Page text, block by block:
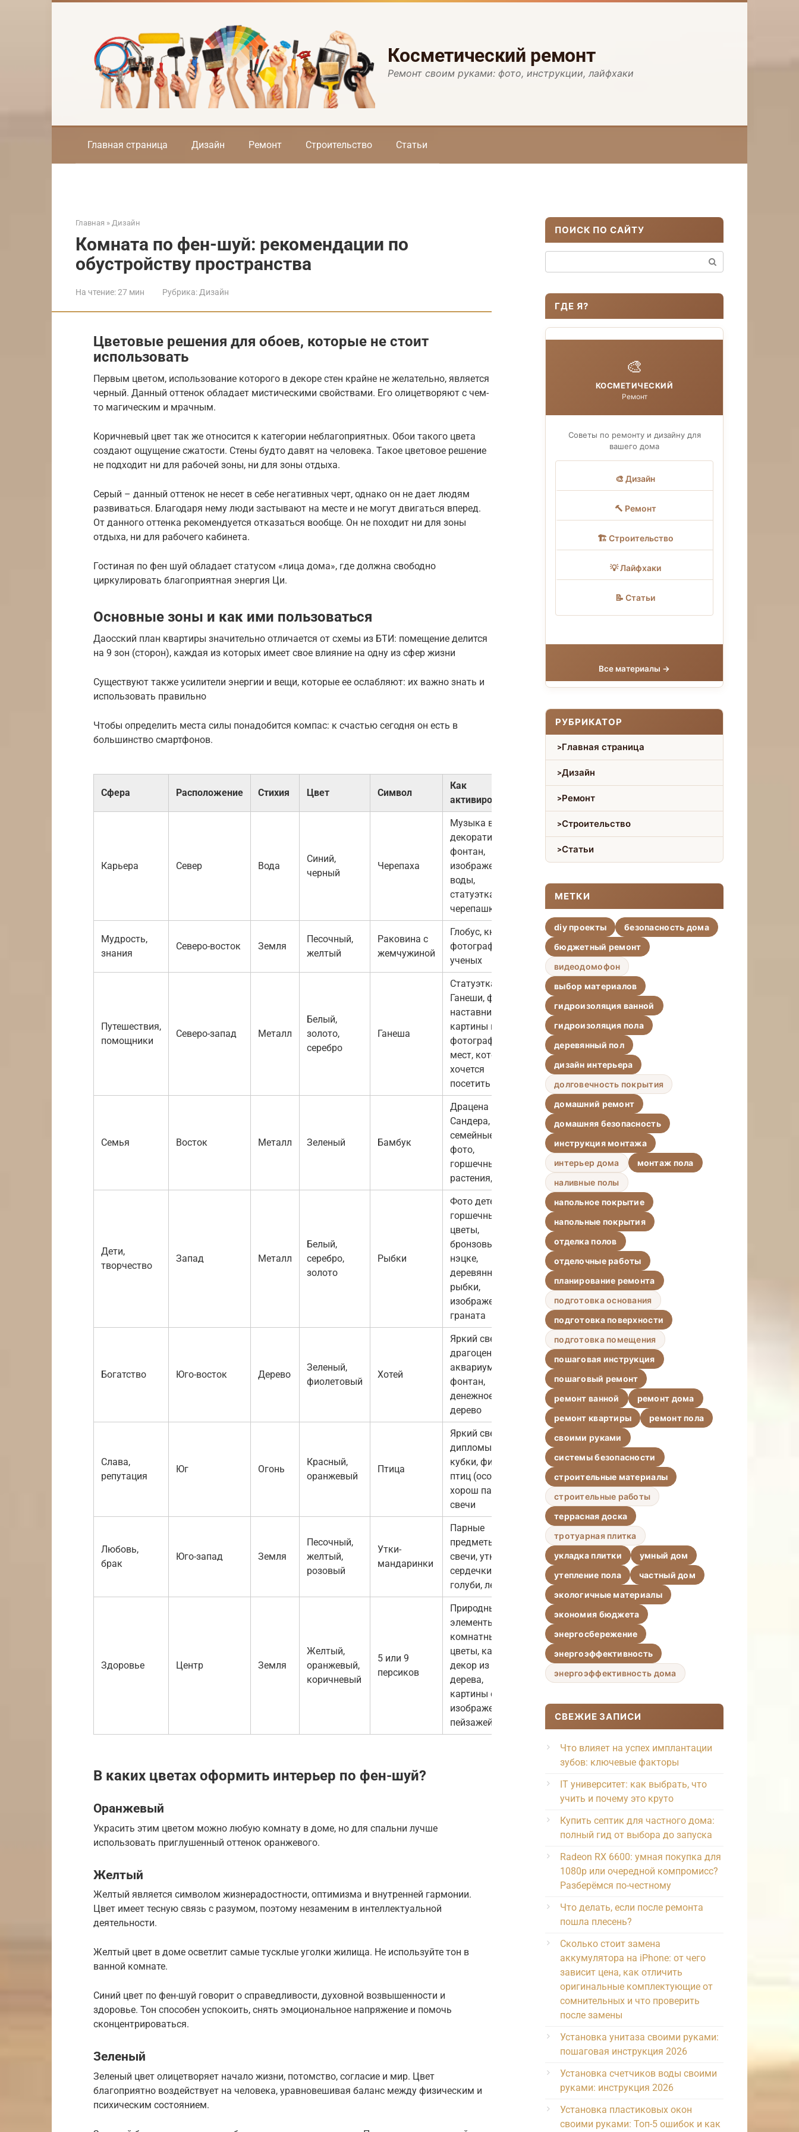
Косметический ремонт
Ремонт своим руками: фото, инструкции, лайфхаки
Главная страница Дизайн Ремонт Строительство Статьи
Главная » Дизайн
Комната по фен-шуй: рекомендации по
обустройству пространства
На чтение:27 мин Рубрика: Дизайн
Цветовые решения для обоев, которые не стоит
использовать
Первым цветом, использование которого в декоре стен крайне не желательно, является
черный. Данный оттенок обладает мистическими свойствами. Его олицетворяют с чем-
то магическим и мрачным.
Коричневый цвет так же относится к категории неблагоприятных. Обои такого цвета
создают ощущение сжатости. Стены будто давят на человека. Такое цветовое решение
не подходит ни для рабочей зоны, ни для зоны отдыха.
Серый – данный оттенок не несет в себе негативных черт, однако он не дает людям
развиваться. Благодаря нему люди застывают на месте и не могут двигаться вперед.
От данного оттенка рекомендуется отказаться вообще. Он не походит ни для зоны
отдыха, ни для рабочего кабинета.
Гостиная по фен шуй обладает статусом «лица дома», где должна свободно
циркулировать благоприятная энергия Ци.
Основные зоны и как ими пользоваться
Даосский план квартиры значительно отличается от схемы из БТИ: помещение делится
на 9 зон (сторон), каждая из которых имеет свое влияние на одну из сфер жизни
Существуют также усилители энергии и вещи, которые ее ослабляют: их важно знать и
использовать правильно
Чтобы определить места силы понадобится компас: к счастью сегодня он есть в
большинство смартфонов.
Сфера Расположение Стихия Цвет Символ
Как
активировать
Карьера Север Вода
Синий,
черный
Черепаха
Музыка ветра,
декоративный
фонтан,
изображение
воды,
статуэтка
черепашки
Мудрость,
знания
Северо-восток Земля
Песочный,
желтый
Раковина с
жемчужиной
Глобус, книги,
фотографии
ученых
Путешествия,
помощники
Северо-запад Металл
Белый,
золото,
серебро
Ганеша
Статуэтка
Ганеши, фото
наставников,
картины или
фотографии
мест, которые
хочется
посетить
Семья Восток Металл Зеленый Бамбук
Драцена
Сандера,
семейные
фото,
горшечные
растения,
Дети,
творчество
Запад Металл
Белый,
серебро,
золото
Рыбки
Фото детей,
горшечные
цветы,
бронзовые
нэцке,
деревянные
рыбки,
изображение
граната
Богатство Юго-восток Дерево
Зеленый,
фиолетовый
Хотей
Яркий свет,
драгоценности,
аквариум,
фонтан,
денежное
дерево
Слава,
репутация
Юг Огонь
Красный,
оранжевый
Птица
Яркий свет,
дипломы,
кубки, фигурки
птиц (особенно
хорош павлин),
свечи
Любовь,
брак
Юго-запад Земля
Песочный,
желтый,
розовый
Утки-
мандаринки
Парные
предметы:
свечи, утки,
сердечки,
голуби, лебеди
Здоровье Центр Земля
Желтый,
оранжевый,
коричневый
5 или 9
персиков
Природные
элементы:
комнатные
цветы, камни,
декор из
дерева,
картины с
изображением
пейзажей
В каких цветах оформить интерьер по фен-шуй?
Оранжевый
Украсить этим цветом можно любую комнату в доме, но для спальни лучше
использовать приглушенный оттенок оранжевого.
Желтый
Желтый является символом жизнерадостности, оптимизма и внутренней гармонии.
Цвет имеет тесную связь с разумом, поэтому незаменим в интеллектуальной
деятельности.
Желтый цвет в доме осветлит самые тусклые уголки жилища. Не используйте тон в
ванной комнате.
Синий цвет по фен-шуй говорит о справедливости, духовной возвышенности и
здоровье. Тон способен успокоить, снять эмоциональное напряжение и помочь
сконцентрироваться.
Зеленый
Зеленый цвет олицетворяет начало жизни, потомство, согласие и мир. Цвет
благоприятно воздействует на человека, уравновешивая баланс между физическим и
психическим состоянием.
ПОИСК ПО САЙТУ
ГДЕ Я?
🎨
КОСМЕТИЧЕСКИЙ
Ремонт
Советы по ремонту и дизайну для
вашего дома
🎨 Дизайн
🔨 Ремонт
🏗 Строительство
💡 Лайфхаки
📝 Статьи
Все материалы →
РУБРИКАТОР
Главная страница
Дизайн
Ремонт
Строительство
Статьи
МЕТКИ
diy проекты
безопасность дома
бюджетный ремонт
видеодомофон
выбор материалов
гидроизоляция ванной
гидроизоляция пола
деревянный пол
дизайн интерьера
долговечность покрытия
домашний ремонт
домашняя безопасность
инструкция монтажа
интерьер дома
монтаж пола
наливные полы
напольное покрытие
напольные покрытия
отделка полов
отделочные работы
планирование ремонта
подготовка основания
подготовка поверхности
подготовка помещения
пошаговая инструкция
пошаговый ремонт
ремонт ванной
ремонт дома
ремонт квартиры
ремонт пола
своими руками
системы безопасности
строительные материалы
строительные работы
террасная доска
тротуарная плитка
укладка плитки
умный дом
утепление пола
частный дом
экологичные материалы
экономия бюджета
энергосбережение
энергоэффективность
энергоэффективность дома
СВЕЖИЕ ЗАПИСИ
Что влияет на успех имплантации
зубов: ключевые факторы
IT университет: как выбрать, что
учить и почему это круто
Купить септик для частного дома:
полный гид от выбора до запуска
Radeon RX 6600: умная покупка для
1080p или очередной компромисс?
Разберёмся по-честному
Что делать, если после ремонта
пошла плесень?
Сколько стоит замена
аккумулятора на iPhone: от чего
зависит цена, как отличить
оригинальные комплектующие от
сомнительных и что проверить
после замены
Установка унитаза своими руками:
пошаговая инструкция 2026
Установка счетчиков воды своими
руками: инструкция 2026
Установка пластиковых окон
своими руками: Топ-5 ошибок и как